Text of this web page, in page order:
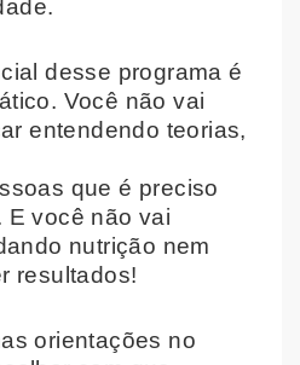
desse programa é
Você não vai
entendendo teorias,
que é preciso
E você não vai
nutrição nem
resultados!
orientações no